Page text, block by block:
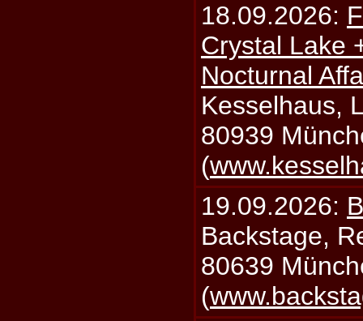
18.09.2026:
Crystal Lake
Nocturnal
Kesselhaus,
80939
(
19.09.2026:
Backstage,
80639
(